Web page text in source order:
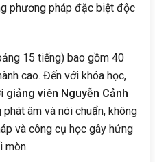
phương pháp đặc biệt độc
15 tiếng) bao gồm 40
cao. Đến với khóa học,
giảng viên Nguyễn Cảnh
âm và nói chuẩn, không
và công cụ học gây hứng
mòn.